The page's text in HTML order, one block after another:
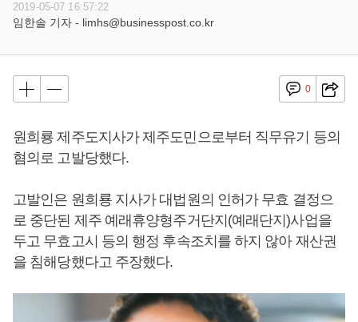
2019-05-07 16:57:22
임한솔 기자 - limhs@businesspost.co.kr
0
원희룡 제주도지사가 제주도민으로부터 직무유기 등의
혐의로 고발당했다.
고발인은 원희룡 지사가 대법원의 인허가 무효 결정으
로 중단된 제주 예래휴양형주거단지(예래단지)사업을
두고 무효고시 등의 행정 후속조치를 하지 않아 재산권
을 침해당했다고 주장했다.